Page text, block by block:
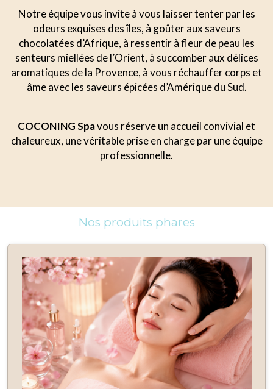
Notre équipe vous invite à vous laisser tenter par les
odeurs exquises des îles, à goûter aux saveurs
chocolatées d’Afrique, à ressentir à fleur de peau les
senteurs miellées de l’Orient, à succomber aux délices
aromatiques de la Provence, à vous réchauffer corps et
âme avec les saveurs épicées d’Amérique du Sud.
COCONING Spavous réserve un accueil convivial et
chaleureux, une véritable prise en charge par une équipe
professionnelle.
Nos produits phares